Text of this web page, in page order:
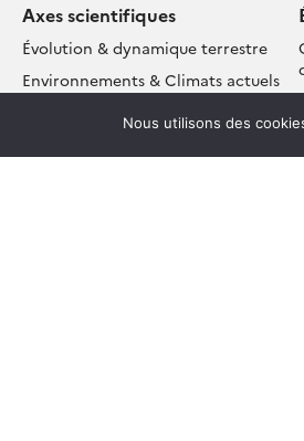
Axes scientifiques
Évolution & dynamique terrestre
Environnements & Climats actuels
et passés
Interactions Environnement –
Société
Nous utilisons des